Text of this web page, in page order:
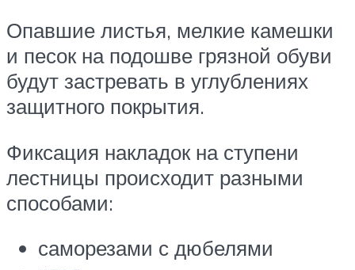
Опавшие листья, мелкие камешки
и песок на подошве грязной обуви
будут застревать в углублениях
защитного покрытия.
Фиксация накладок на ступени
лестницы происходит разными
способами:
саморезами с дюбелями